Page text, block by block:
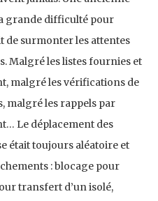
grande difficulté pour
de surmonter les attentes
Malgré les listes fournies et
malgré les vérifications de
malgré les rappels par
Le déplacement des
était toujours aléatoire et
: blocage pour
transfert d’un isolé,